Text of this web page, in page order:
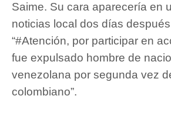
Saime. Su cara aparecería en
noticias local dos días
“#Atención, por participar en
fue expulsado hombre de
venezolana por segunda vez
colombiano”.